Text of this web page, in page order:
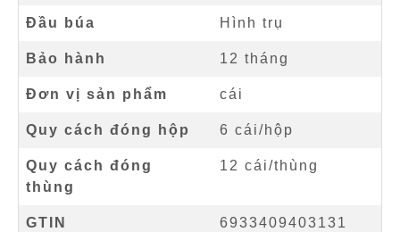
Đầu búa Hình trụ
Bảo hành 12 tháng
Đơn vị sản phẩm cái
Quy cách đóng hộp 6 cái/hộp
Quy cách đóng
thùng
12 cái/thùng
GTIN 6933409403131